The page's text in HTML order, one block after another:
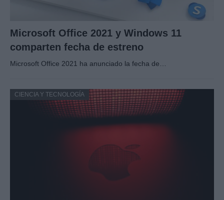
Microsoft Office 2021 y Windows 11
comparten fecha de estreno
Microsoft Office 2021 ha anunciado la fecha de…
CIENCIA Y TECNOLOGÍA